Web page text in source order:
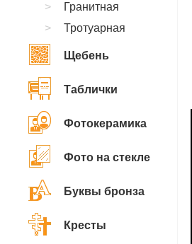
Гранитная
Тротуарная
Щебень
Таблички
Фотокерамика
Фото на стекле
Буквы бронза
Кресты